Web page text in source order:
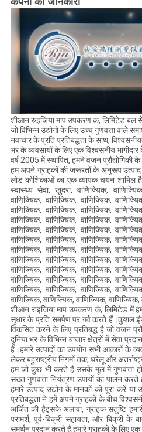
शीआन रुइजिया माप उपकरण कं, लिमिटेड बल
जो विभिन्न उद्योगों के लिए उच्च गुणवत्ता वाले
नवाचार के प्रति प्रतिबद्धता के साथ,
भर के व्यवसायों के लिए एक विश्वसनीय
वर्ष 2005 में स्थापित, हमने वजन प्रौद्योगिकी
हम अपने ग्राहकों की जरूरतों के अनुरूप
लोड कोशिकाओं का एक व्यापक चयन शामिल
स्वास्थ्य सेवा, खुदरा, वाणिज्यिक,
वाणिज्यिक, वाणिज्यिक, वाणिज्यिक,
वाणिज्यिक, वाणिज्यिक, वाणिज्यिक,
वाणिज्यिक, वाणिज्यिक, वाणिज्यिक,
वाणिज्यिक, वाणिज्यिक, वाणिज्यिक,
वाणिज्यिक, वाणिज्यिक, वाणिज्यिक,
वाणिज्यिक, वाणिज्यिक, वाणिज्यिक,
वाणिज्यिक, वाणिज्यिक, वाणिज्यिक,
वाणिज्यिक, वाणिज्यिक, वाणिज्यिक,
वाणिज्यिक, वाणिज्यिक, वाणिज्यिक,
वाणिज्यिक, वाणिज्यिक, वाणिज्यिक,
वाणिज्यिक, वाणिज्यिक, वाणिज्यिक,
शीआन रुइजिया माप उपकरण कं, लिमिटेड में
सुधार के प्रति समर्पण पर गर्व करते हैं।कुशल
विकसित करने के लिए प्रतिबद्ध है जो वजन
दुनिया भर के विभिन्न बाजार क्षेत्रों में सेवा
हैं।हमारे उत्पादों का उपयोग सभी आकारों के
लेकर बहुराष्ट्रीय निगमों तक, घरेलू और
हम जो कुछ भी करते हैं उसके मूल में गुणवत्ता
सख्त गुणवत्ता नियंत्रण उपायों का पालन
हमारे उत्पाद उद्योग के मानकों को पूरा करें
प्रतिबद्धता ने हमें अपने ग्राहकों के बीच
अर्जित की हैइसके अलावा, ग्राहक संतुष्टि
परामर्श, पूर्व-बिक्री सहायता, और बिक्री
समर्थन प्रदान करते हैं,हमारे ग्राहकों के लिए